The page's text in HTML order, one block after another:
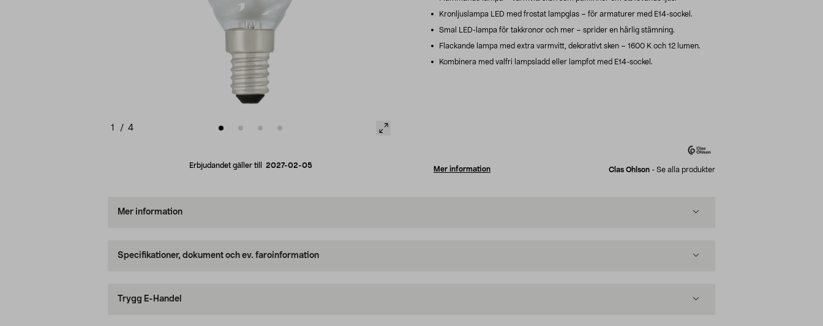
1 / 4
Erbjudandet gäller till 2027-02-05
Kronljuslampa LED med frostat lampglas – för armaturer med E14-sockel.
Smal LED-lampa för takkronor och mer – sprider en härlig stämning.
Flackande lampa med extra varmvitt, dekorativt sken – 1600 K och 12 lumen.
Kombinera med valfri lampsladd eller lampfot med E14-sockel.
Mer information Clas Ohlson - Se alla produkter
Mer information
Specifikationer, dokument och ev. faroinformation
Trygg E-Handel